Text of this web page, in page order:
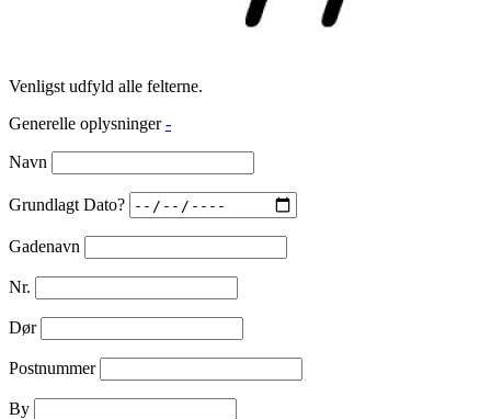
Venligst udfyld alle felterne.
Generelle oplysninger -
Navn
Grundlagt Dato?
Gadenavn
Nr.
Dør
Postnummer
By